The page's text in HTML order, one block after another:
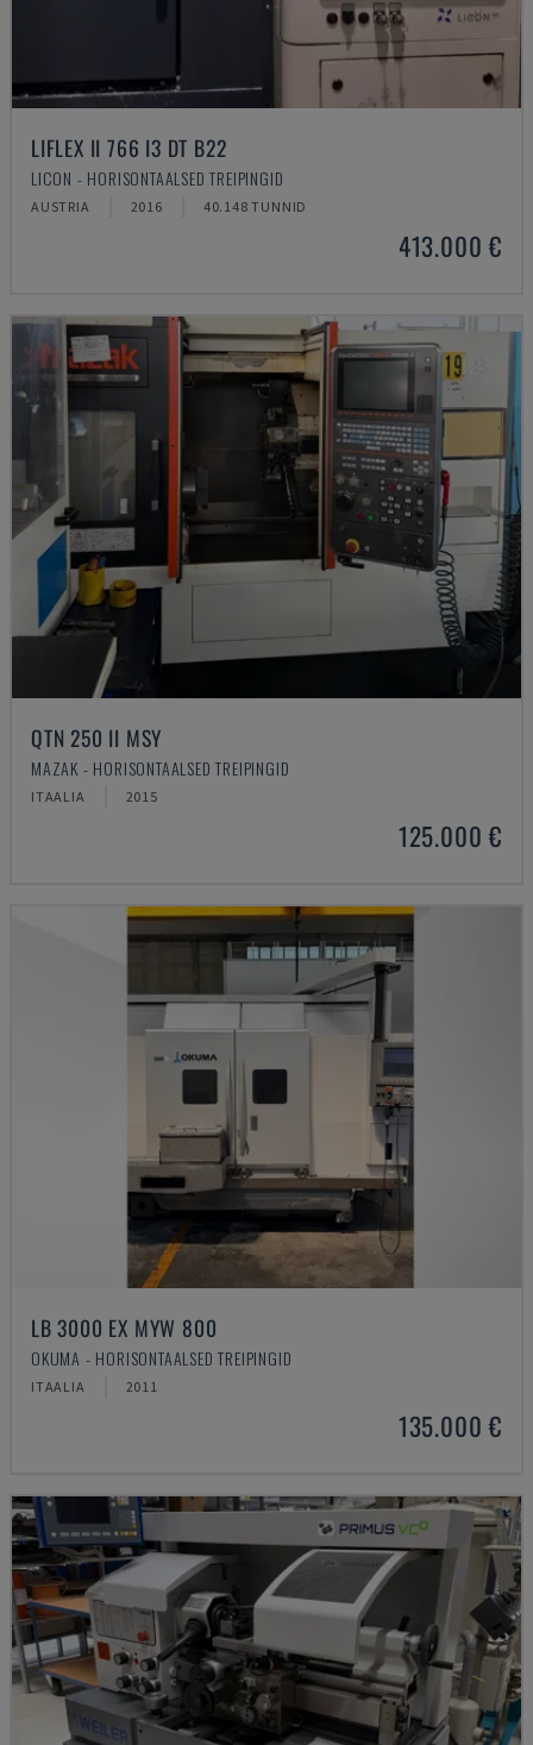
LIFLEX II 766 I3 DT B22
LICON - HORISONTAALSED TREIPINGID
AUSTRIA 2016 40.148 TUNNID
413.000 €
QTN 250 II MSY
MAZAK - HORISONTAALSED TREIPINGID
ITAALIA 2015
125.000 €
LB 3000 EX MYW 800
OKUMA - HORISONTAALSED TREIPINGID
ITAALIA 2011
135.000 €